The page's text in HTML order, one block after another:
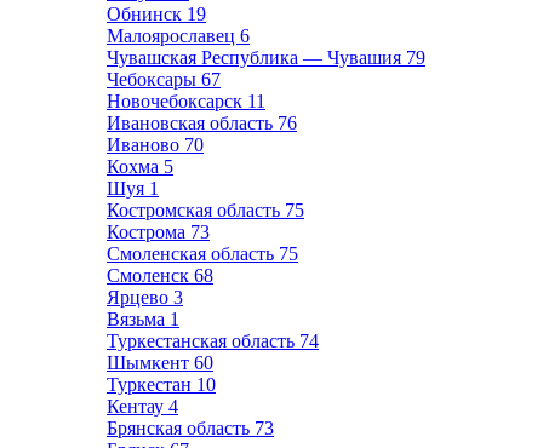
Обнинск 19
Малоярославец 6
Чувашская Республика — Чувашия 79
Чебоксары 67
Новочебоксарск 11
Ивановская область 76
Иваново 70
Кохма 5
Шуя 1
Костромская область 75
Кострома 73
Смоленская область 75
Смоленск 68
Ярцево 3
Вязьма 1
Туркестанская область 74
Шымкент 60
Туркестан 10
Кентау 4
Брянская область 73